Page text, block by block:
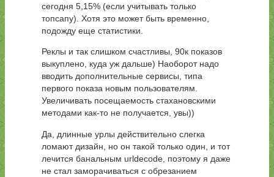
сегодня 5,15% (если учитывать только
топсапу). Хотя это может быть временно,
подожду еще статистики.
Реклы и так слишком счастливы, 90к показов
выкуплено, куда уж дальше) Наоборот надо
вводить дополнительные сервисы, типа
первого показа новым пользователям.
Увеличивать посещаемость стахановскими
методами как-то не получается, увы))
Да, длинные урлы действительно слегка
ломают дизайн, но он такой только один, и тот
лечится банальным urldecode, поэтому я даже
не стал заморачиваться с обрезанием